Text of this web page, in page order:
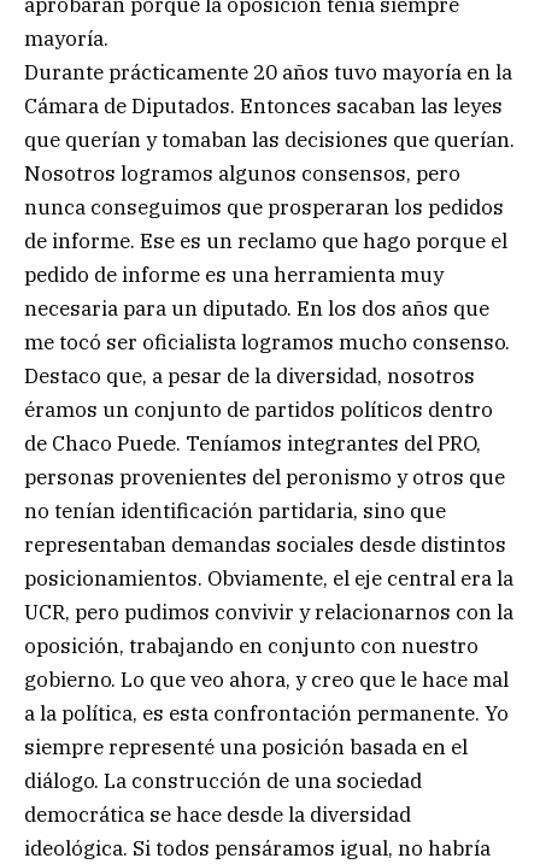
mayoría.
Durante prácticamente 20 años tuvo mayoría en la
Cámara de Diputados. Entonces sacaban las leyes
que querían y tomaban las decisiones que querían.
Nosotros logramos algunos consensos, pero
nunca conseguimos que prosperaran los pedidos
de informe. Ese es un reclamo que hago porque el
pedido de informe es una herramienta muy
necesaria para un diputado. En los dos años que
me tocó ser oficialista logramos mucho consenso.
Destaco que, a pesar de la diversidad, nosotros
éramos un conjunto de partidos políticos dentro
de Chaco Puede. Teníamos integrantes del PRO,
personas provenientes del peronismo y otros que
no tenían identificación partidaria, sino que
representaban demandas sociales desde distintos
posicionamientos. Obviamente, el eje central era la
UCR, pero pudimos convivir y relacionarnos con la
oposición, trabajando en conjunto con nuestro
gobierno. Lo que veo ahora, y creo que le hace mal
a la política, es esta confrontación permanente. Yo
siempre representé una posición basada en el
diálogo. La construcción de una sociedad
democrática se hace desde la diversidad
ideológica. Si todos pensáramos igual, no habría